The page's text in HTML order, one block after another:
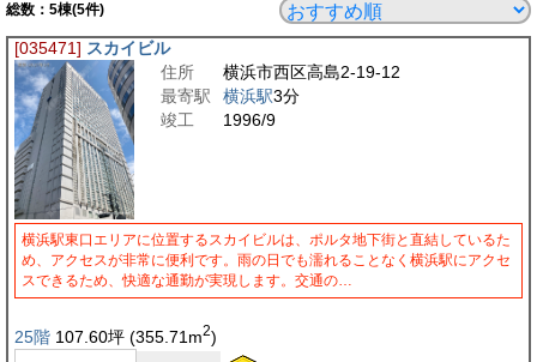
総数： 5棟(5件)
[035471] スカイビル
住所
横浜市西区高島2-19-12
最寄駅
横浜駅3分
竣工
1996/9
横浜駅東口エリアに位置するスカイビルは、ポルタ地下街と直結しているた
め、アクセスが非常に便利です。雨の日でも濡れることなく横浜駅にアクセ
スできるため、快適な通勤が実現します。交通の…
25階 107.60坪 (355.71 m2)